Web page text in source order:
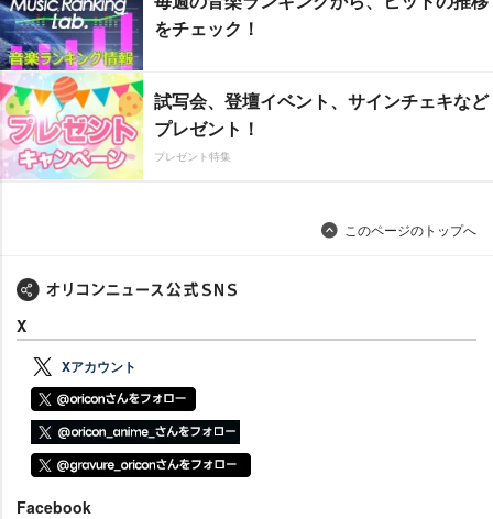
をチェック！
試写会、登壇イベント、サインチェキなど
プレゼント！
プレゼント特集
このページのトップへ
X
Xアカウント
Facebook